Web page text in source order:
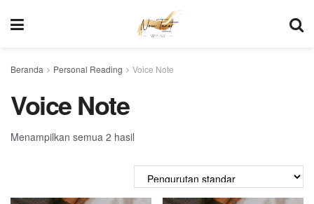
Beranda Personal Reading Voice Note
Voice Note
Menampilkan semua 2 hasil